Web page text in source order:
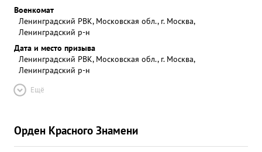
Военкомат
Ленинградский РВК, Московская обл., г. Москва,
Ленинградский р-н
Дата и место призыва
Ленинградский РВК, Московская обл., г. Москва,
Ленинградский р-н
Ещё
Орден Красного Знамени